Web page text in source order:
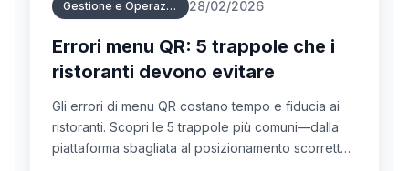
Gestione e Operazioni Menu 28/02/2026
Errori menu QR: 5 trappole che i
ristoranti devono evitare
Gli errori di menu QR costano tempo e fiducia ai
ristoranti. Scopri le 5 trappole più comuni—dalla
piattaforma sbagliata al posizionamento scorretto